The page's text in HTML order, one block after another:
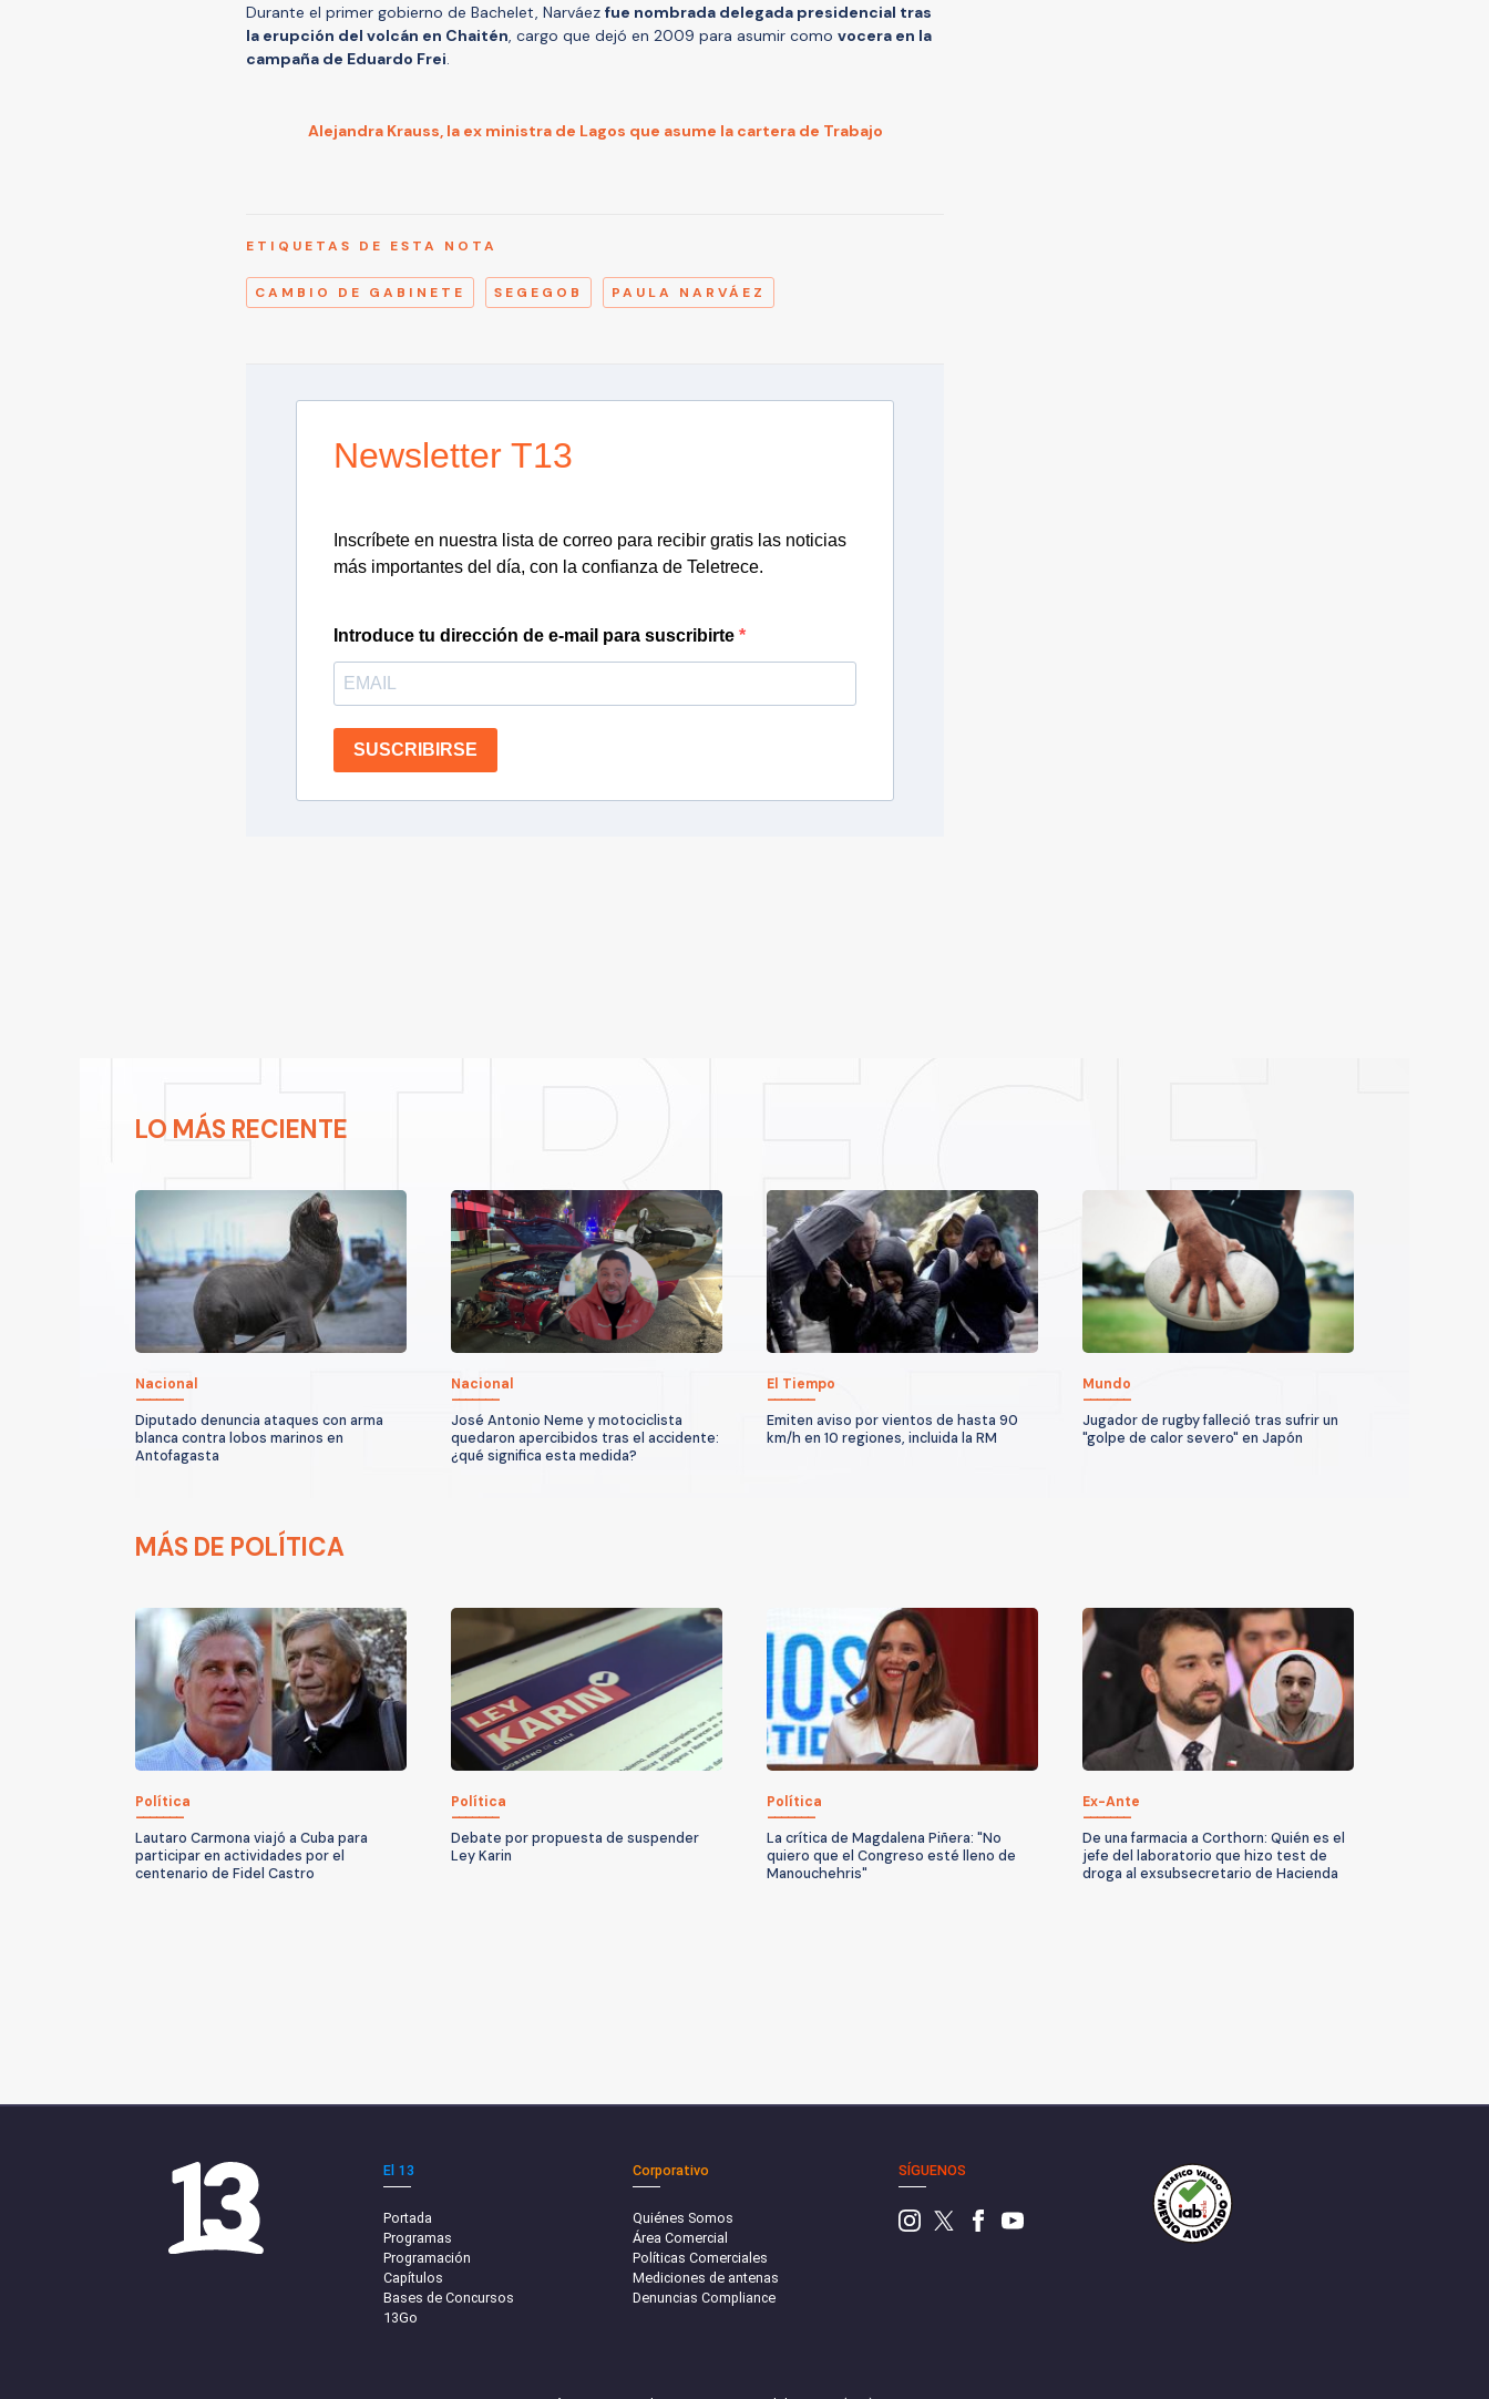
Durante el primer gobierno de Bachelet, Narváez fue nombrada delegada presidencial tras
la erupción del volcán en Chaitén, cargo que dejó en 2009 para asumir como vocera en la
campaña de Eduardo Frei.
Alejandra Krauss, la ex ministra de Lagos que asume la cartera de Trabajo
ETIQUETAS DE ESTA NOTA
CAMBIO DE GABINETE SEGEGOB PAULA NARVÁEZ
Newsletter T13
Inscríbete en nuestra lista de correo para recibir gratis las noticias
más importantes del día, con la confianza de Teletrece.
Introduce tu dirección de e-mail para suscribirte
SUSCRIBIRSE
LO MÁS RECIENTE
Nacional
Diputado denuncia ataques con arma
blanca contra lobos marinos en
Antofagasta
Nacional
José Antonio Neme y motociclista
quedaron apercibidos tras el accidente:
¿qué significa esta medida?
El Tiempo
Emiten aviso por vientos de hasta 90
km/h en 10 regiones, incluida la RM
Mundo
Jugador de rugby falleció tras sufrir un
"golpe de calor severo" en Japón
MÁS DE POLÍTICA
Política
Lautaro Carmona viajó a Cuba para
participar en actividades por el
centenario de Fidel Castro
Política
Debate por propuesta de suspender
Ley Karin
Política
La crítica de Magdalena Piñera: "No
quiero que el Congreso esté lleno de
Manouchehris"
Ex-Ante
De una farmacia a Corthorn: Quién es el
jefe del laboratorio que hizo test de
droga al exsubsecretario de Hacienda
El 13
Portada
Programas
Programación
Capítulos
Bases de Concursos
13Go
Corporativo
Quiénes Somos
Área Comercial
Políticas Comerciales
Mediciones de antenas
Denuncias Compliance
SÍGUENOS